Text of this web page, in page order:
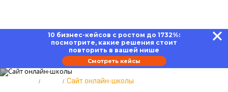
10 бизнес-кейсов с ростом до 1732%:
посмотрите, какие решения стоит
повторить в вашей нише
Смотреть кейсы
Сайт онлайн-школы